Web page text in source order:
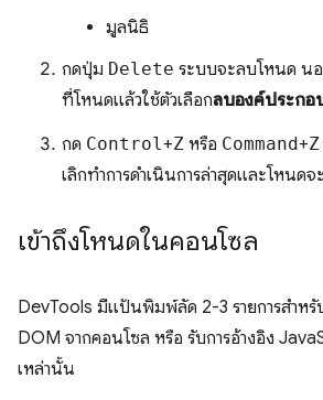
มูลนิธิ
กดปุ่ม Delete ระบบจะลบโหนด น
ที่โหนดแล้วใช้ตัวเลือกลบองค์ประกอ
กด Control +Z หรือ Command+Z
เลิกทำการดำเนินการล่าสุดและโหนด
เข้าถึงโหนดในคอนโซล
DevTools มีแป้นพิมพ์ลัด 2-3 รายการสำหรั
DOM จากคอนโซล หรือ รับการอ้างอิง
เหล่านั้น